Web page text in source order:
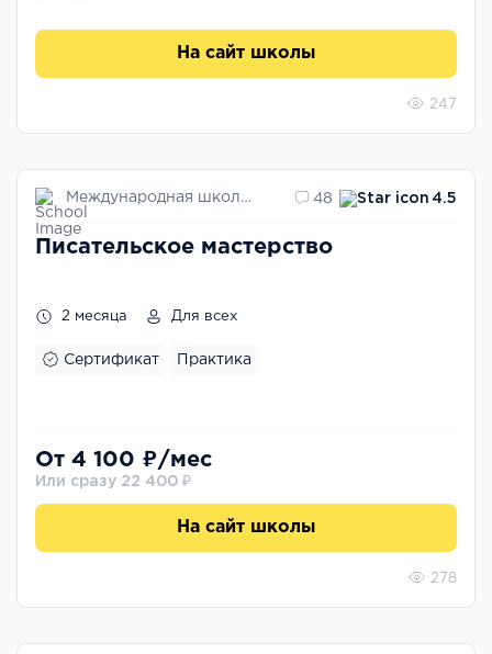
На сайт школы
247
Международная школа профессий 48 4.5
Писательское мастерство
2 месяца Для всех
Сертификат Практика
От 4 100 ₽/мес
Или сразу 22 400 ₽
На сайт школы
278